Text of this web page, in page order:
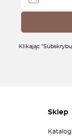
Klikając
Sklep
Katalog